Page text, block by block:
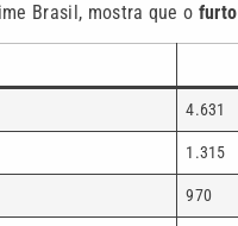
Brasil, mostra que o furto
4.631
1.315
970